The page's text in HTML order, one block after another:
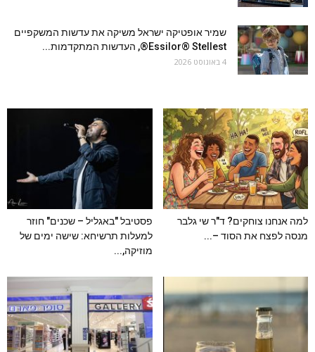
שמיר אופטיקה ישראל משיקה את עדשות המשקפיים
Essilor® Stellest®, העדשות המתקדמות...
4 באוגוסט 2026
למה אנחנו צוחקים? ד"ר שי גלבר
מנסה לפצח את הסוד –...
פסטיבל "באגליל – שכנים" חוזר
למעלות תרשיחא: שישה ימים של
מוזיקה,...